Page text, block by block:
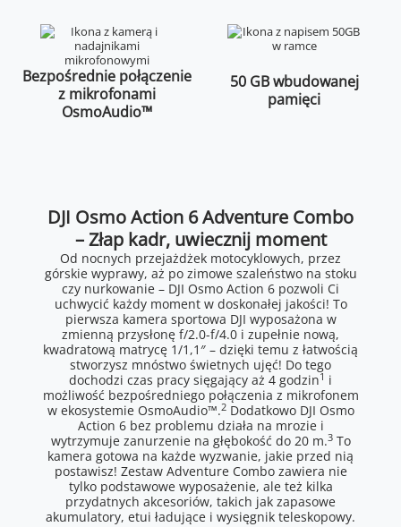
Bezpośrednie połączenie
z mikrofonami
OsmoAudio™
50 GB wbudowanej
pamięci
DJI Osmo Action 6 Adventure Combo
– Złap kadr, uwiecznij moment
Od nocnych przejażdżek motocyklowych, przez
górskie wyprawy, aż po zimowe szaleństwo na stoku
czy nurkowanie – DJI Osmo Action 6 pozwoli Ci
uchwycić każdy moment w doskonałej jakości! To
pierwsza kamera sportowa DJI wyposażona w
zmienną przysłonę f/2.0-f/4.0 i zupełnie nową,
kwadratową matrycę 1/1,1″ – dzięki temu z łatwością
stworzysz mnóstwo świetnych ujęć! Do tego
dochodzi czas pracy sięgający aż 4 godzin1 i
możliwość bezpośredniego połączenia z mikrofonem
w ekosystemie OsmoAudio™.2Dodatkowo DJI Osmo
Action 6 bez problemu działa na mrozie i
wytrzymuje zanurzenie na głębokość do 20 m.3To
kamera gotowa na każde wyzwanie, jakie przed nią
postawisz! Zestaw Adventure Combo zawiera nie
tylko podstawowe wyposażenie, ale też kilka
przydatnych akcesoriów, takich jak zapasowe
akumulatory, etui ładujące i wysięgnik teleskopowy.